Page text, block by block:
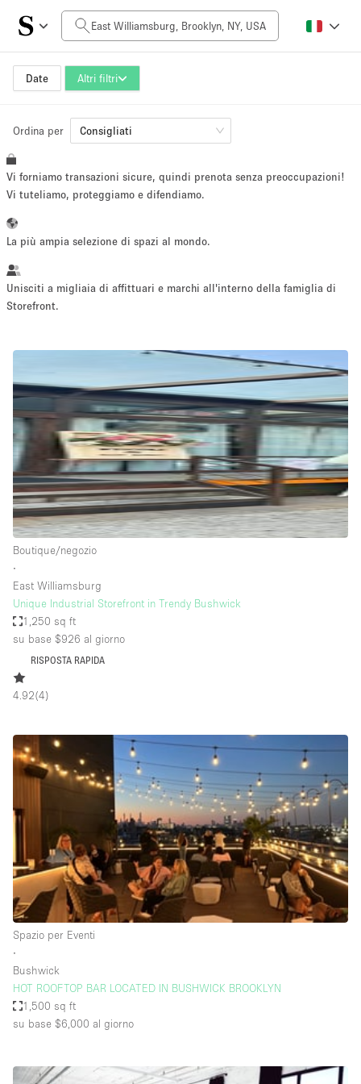
Date Altri filtri
Prezzo al giorno
$0
Dimensioni dello spazio
5000+ sq ft
~ 13 persone
artistico
Servizio
fotografico
Conferenza Meeting Ufficio
Acquista
Condividi
Tipo di spazio
Acquista Condividi
Appartamento/loft
Atelier / Laboratorio
Fiera/festival
Galleria d'arte
Imbarcazione
Magazzino
Negozio in centro commerciale
Ristorante/bar/caffè
Sala conferenze
Salone
Spazio creativo
Spazio per Eventi
Ordina per Consigliati
Vi forniamo transazioni sicure, quindi prenota senza preoccupazioni!
Vi tuteliamo, proteggiamo e difendiamo.
La più ampia selezione di spazi al mondo.
Unisciti a migliaia di affittuari e marchi all'interno della famiglia di
Storefront.
Boutique/negozio
∙
East Williamsburg
Unique Industrial Storefront in Trendy Bushwick
1,250 sq ft
su base $926 al giorno
RISPOSTA RAPIDA
4.92(4)
Spazio per Eventi
∙
Bushwick
HOT ROOFTOP BAR LOCATED IN BUSHWICK BROOKLYN
1,500 sq ft
su base $6,000 al giorno